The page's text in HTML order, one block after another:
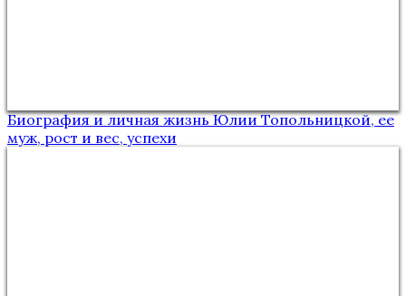
Биография и личная жизнь Юлии Топольницкой, ее
муж, рост и вес, успехи